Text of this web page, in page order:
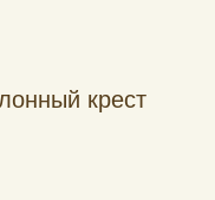
крест